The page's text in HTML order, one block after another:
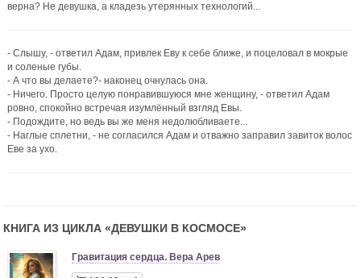
верна? Не девушка, а кладезь утерянных технологий...
- Слышу, - ответил Адам, привлек Еву к себе ближе, и поцеловал в мокрые
и соленые губы.
- А что вы делаете?- наконец очнулась она.
- Ничего. Просто целую понравившуюся мне женщину, - ответил Адам
ровно, спокойно встречая изумлённый взгляд Евы.
- Подождите, но ведь вы же меня недолюбливаете...
- Наглые сплетни, - не согласился Адам и отважно заправил завиток волос
Еве за ухо.
КНИГА ИЗ ЦИКЛА «ДЕВУШКИ В КОСМОСЕ»
Гравитация сердца. Вера Арев